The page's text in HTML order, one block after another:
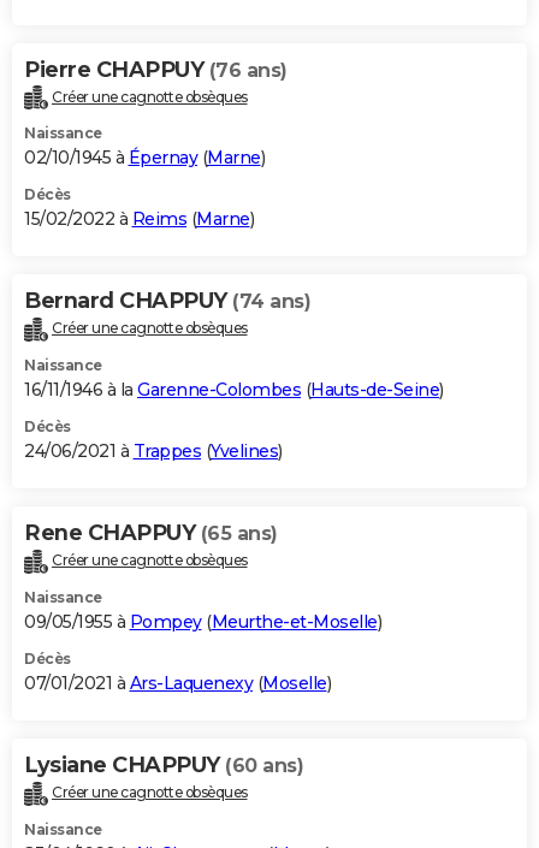
Pierre CHAPPUY (76 ans)
Créer une cagnotte obsèques
Naissance
02/10/1945 à Épernay(Marne)
Décès
15/02/2022 à Reims (Marne)
Bernard CHAPPUY (74 ans)
Créer une cagnotte obsèques
Naissance
16/11/1946 à la Garenne-Colombes (Hauts-de-Seine)
Décès
24/06/2021 à Trappes (Yvelines)
Rene CHAPPUY (65 ans)
Créer une cagnotte obsèques
Naissance
09/05/1955 à Pompey(Meurthe-et-Moselle)
Décès
07/01/2021 à Ars-Laquenexy(Moselle)
Lysiane CHAPPUY (60 ans)
Créer une cagnotte obsèques
Naissance